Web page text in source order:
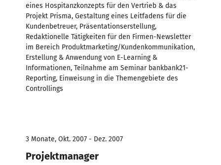
eines Hospitanzkonzepts für den Vertrieb & das
Projekt Prisma, Gestaltung eines Leitfadens für die
Kundenbetreuer, Präsentationserstellung,
Redaktionelle Tätigkeiten für den Firmen-Newsletter
im Bereich Produktmarketing/Kundenkommunikation,
Erstellung & Anwendung von E-Learning &
Informationen, Teilnahme am Seminar bankbank21-
Reporting, Einweisung in die Themengebiete des
Controllings
3 Monate, Okt. 2007 - Dez. 2007
Projektmanager